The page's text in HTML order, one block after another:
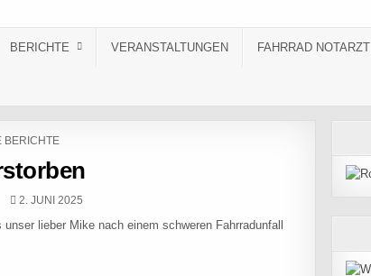
BERICHTE VERANSTALTUNGEN FAHRRAD NOTARZT
BERICHTE
PUBLISHED DATE:
2. JUNI 2025
lieber Mike nach einem schweren Fahrradunfall